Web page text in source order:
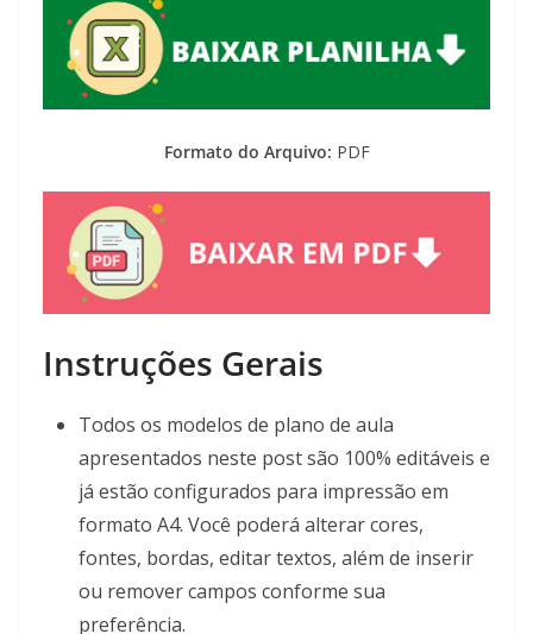
Formato do Arquivo: PDF
Instruções Gerais
Todos os modelos de plano de aula
apresentados neste post são 100% editáveis e
já estão configurados para impressão em
formato A4. Você poderá alterar cores,
fontes, bordas, editar textos, além de inserir
ou remover campos conforme sua
preferência.